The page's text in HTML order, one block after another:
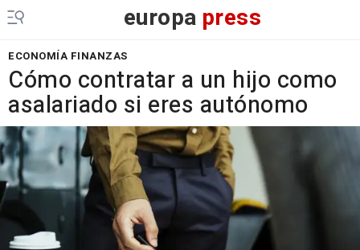
europa press
ECONOMÍA FINANZAS
Cómo contratar a un hijo como
asalariado si eres autónomo